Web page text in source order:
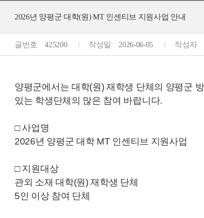
2026년 양평군 대학(원) MT 인센티브 지원사업 안내
글번호 425200 작성일 2026-06-05 작성자
양평군에서는 대학(원) 재학생 단체의 양평군
있는 학생단체의 많은 참여 바랍니다.
□ 사업명
2026년 양평군 대학 MT 인센티브 지원사업
□ 지원대상
관외 소재 대학(원) 재학생 단체
5인 이상 참여 단체